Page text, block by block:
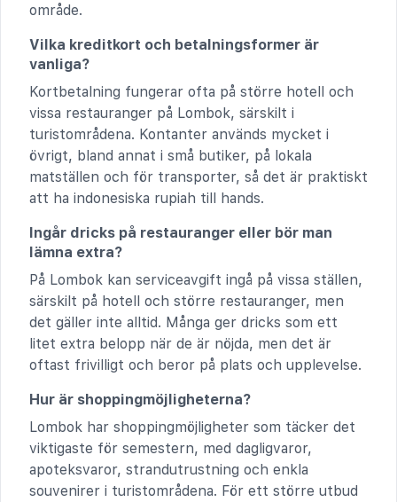
område.
Vilka kreditkort och betalningsformer är
vanliga?
Kortbetalning fungerar ofta på större hotell och
vissa restauranger på Lombok, särskilt i
turistområdena. Kontanter används mycket i
övrigt, bland annat i små butiker, på lokala
matställen och för transporter, så det är praktiskt
att ha indonesiska rupiah till hands.
Ingår dricks på restauranger eller bör man
lämna extra?
På Lombok kan serviceavgift ingå på vissa ställen,
särskilt på hotell och större restauranger, men
det gäller inte alltid. Många ger dricks som ett
litet extra belopp när de är nöjda, men det är
oftast frivilligt och beror på plats och upplevelse.
Hur är shoppingmöjligheterna?
Lombok har shoppingmöjligheter som täcker det
viktigaste för semestern, med dagligvaror,
apoteksvaror, strandutrustning och enkla
souvenirer i turistområdena. För ett större utbud